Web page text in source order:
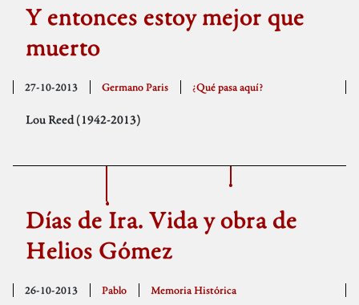
Y entonces estoy mejor que
muerto
27-10-2013 Germano Paris ¿Qué pasa aquí?
Lou Reed (1942-2013)
Días de Ira. Vida y obra de
Helios Gómez
26-10-2013 Pablo Memoria Histórica